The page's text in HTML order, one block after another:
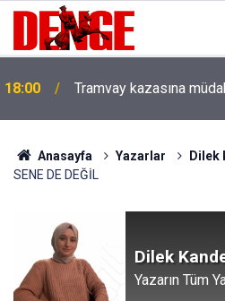
18:00 Tramvay kazasına
Anasayfa Yazarlar Dilek
SENE DE DEĞİL
Dilek
Yazarın Tüm